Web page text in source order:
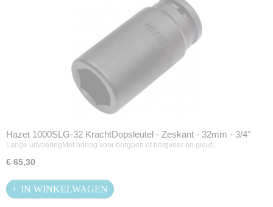
Hazet 1000SLG-32 KrachtDopsleutel - Zeskant - 32mm - 3/4''
Lange uitvoeringMet boring voor borgpen of borgveer en gleuf…
€ 65,30
IN WINKELWAGEN